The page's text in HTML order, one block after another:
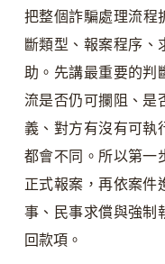
把整個詐騙處理流
斷類型、報案程序
助。先講最重要的判
流是否仍可攔阻、是
義、對方有沒有可執
都會不同。所以第一
正式報案，再依案件
事、民事求償與強制
回款項。